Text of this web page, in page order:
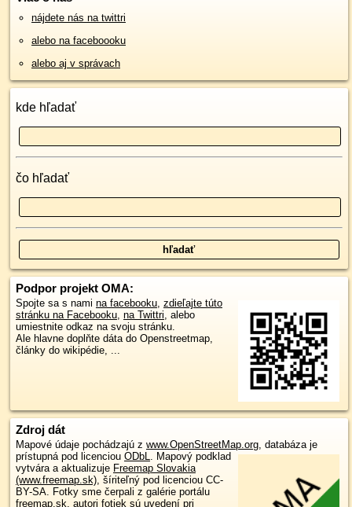
nájdete nás na twittri
alebo na faceboooku
alebo aj v správach
kde hľadať
čo hľadať
Podpor projekt OMA:
Spojte sa s nami na facebooku, zdieľajte túto
stránku na Facebooku, na Twittri, alebo
umiestnite odkaz na svoju stránku.
Ale hlavne doplňte dáta do Openstreetmap,
články do wikipédie, ...
Zdroj dát
Mapové údaje pochádzajú z www.OpenStreetMap.org, databáza je
prístupná pod licenciou ODbL. Mapový podklad
vytvára a aktualizuje Freemap Slovakia
(www.freemap.sk), šíriteľný pod licenciou CC-
BY-SA. Fotky sme čerpali z galérie portálu
freemap.sk, autori fotiek sú uvedení pri